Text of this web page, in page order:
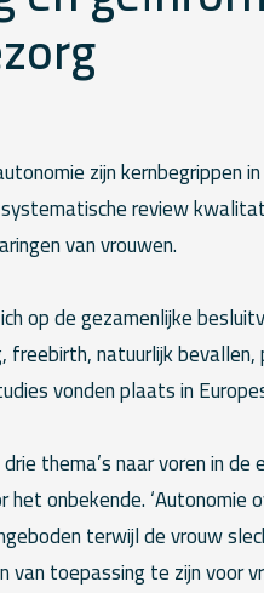
zijn kernbegrippen
review
van vrouwen.
op de gezamenlijke
natuurlijk bevallen,
vonden plaats in
thema’s naar voren in de
onbekende. ‘Autonomie
terwijl de vrouw
van toepassing te zijn voor